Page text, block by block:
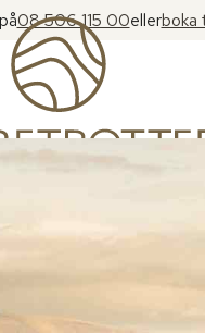
08 506 115 00ellerboka